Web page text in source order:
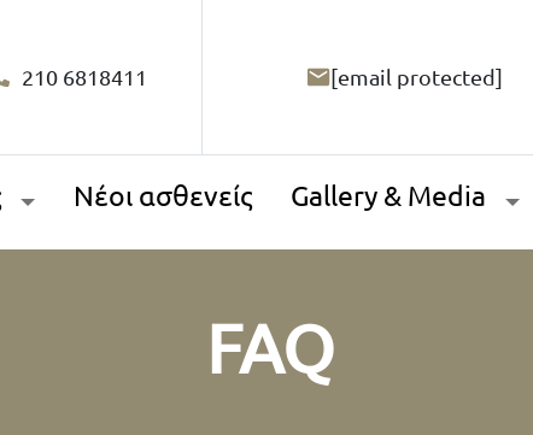
210 6818411 [email protected]
Νέοι ασθενείς Gallery & Media
FAQ